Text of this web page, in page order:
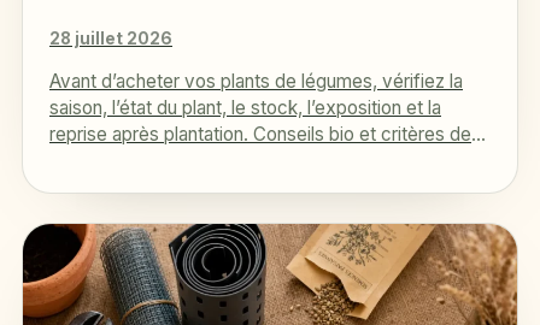
28 juillet 2026
Avant d’acheter vos plants de légumes, vérifiez la
saison, l’état du plant, le stock, l’exposition et la
reprise après plantation. Conseils bio et critères de